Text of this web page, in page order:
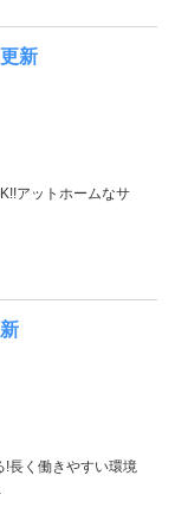
新
アットホームなサ
!長く働きやすい環境